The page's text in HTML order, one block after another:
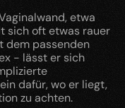
etwa
sich oft etwas rauer
dem passenden
- lässt er sich
dafür, wo er liegt,
zu achten.